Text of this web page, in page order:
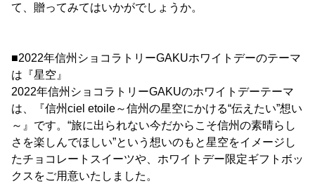
て、贈ってみてはいかがでしょうか。
■2022年信州ショコラトリーGAKUホワイトデーのテーマ
は『星空』
2022年信州ショコラトリーGAKUのホワイトデーテーマ
は、『信州ciel etoile～信州の星空にかける“伝えたい”想い
～』です。“旅に出られない今だからこそ信州の素晴らし
さを楽しんでほしい”という想いのもと星空をイメージし
たチョコレートスイーツや、ホワイトデー限定ギフトボッ
クスをご用意いたしました。